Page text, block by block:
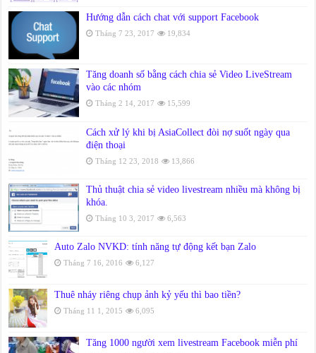
Hướng dẫn cách chat với support Facebook
Tháng 7 23, 2017 19,834
Tăng doanh số bằng cách chia sẻ Video LiveStream
vào các nhóm
Tháng 2 14, 2017 15,599
Cách xử lý khi bị AsiaCollect đòi nợ suốt ngày qua
điện thoại
Tháng 12 23, 2018 13,866
Thủ thuật chia sẻ video livestream nhiều mà không bị
khóa.
Tháng 10 3, 2017 6,563
Auto Zalo NVKD: tính năng tự động kết bạn Zalo
Tháng 7 16, 2016 6,127
Thuê nháy riêng chụp ảnh kỷ yếu thì bao tiền?
Tháng 11 1, 2015 6,095
Tăng 1000 người xem livestream Facebook miễn phí